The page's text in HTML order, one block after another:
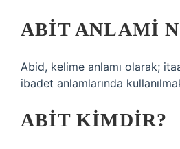
ABIT ANLAMI
Abid, kelime anlamı olarak;
ibadet anlamlarında
ABIT KIMDIR?